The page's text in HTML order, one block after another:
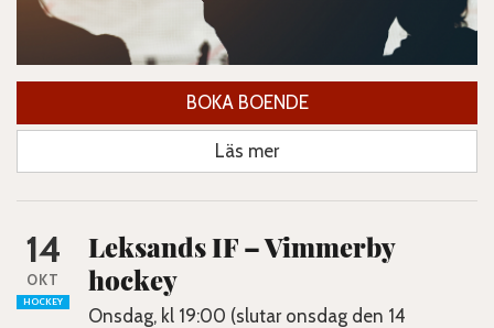
BOKA BOENDE
Läs mer
14
OKT
HOCKEY
Leksands IF – Vimmerby
hockey
Onsdag, kl 19:00 (slutar onsdag den 14